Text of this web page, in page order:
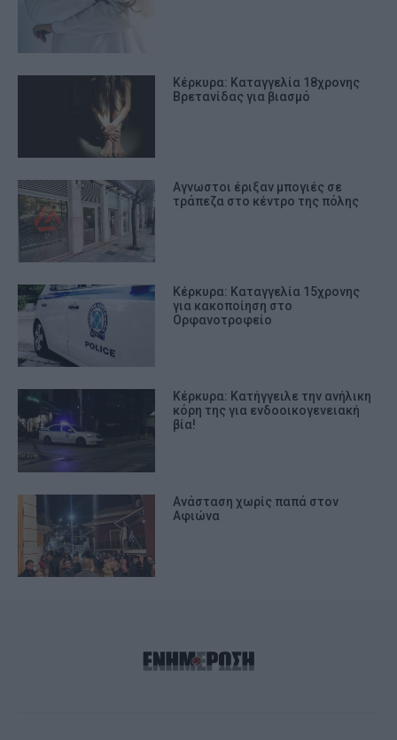
Κέρκυρα: Καταγγελία 18χρονης
Βρετανίδας για βιασμό
Αγνωστοι έριξαν μπογιές σε
τράπεζα στο κέντρο της πόλης
Κέρκυρα: Καταγγελία 15χρονης
για κακοποίηση στο
Ορφανοτροφείο
Κέρκυρα: Κατήγγειλε την ανήλικη
κόρη της για ενδοοικογενειακή
βία!
Ανάσταση χωρίς παπά στον
Αφιώνα